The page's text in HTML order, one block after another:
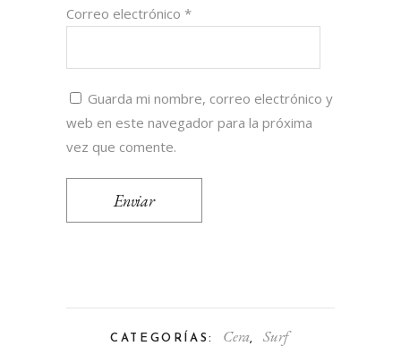
Correo electrónico *
Guarda mi nombre, correo electrónico y
web en este navegador para la próxima
vez que comente.
CATEGORÍAS: Cera, Surf